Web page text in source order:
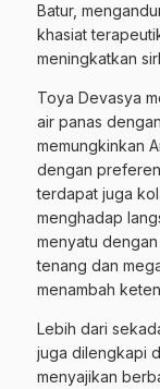
Batur,
khasiat
meningkatkan
Toya Devasya
air panas
memungkinkan
dengan
terdapat juga
menghadap
menyatu
tenang dan
menambah
Lebih dari
juga dilengkapi
menyajikan